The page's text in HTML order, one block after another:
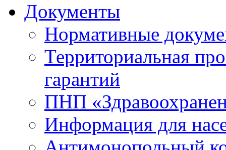
Документы
Нормативные
Территориальная
гарантий
ПНП
Информация для